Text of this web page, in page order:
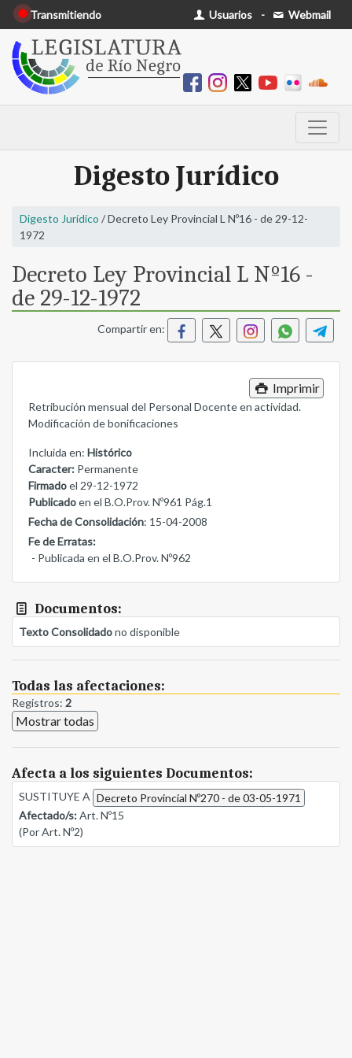
Transmitiendo Usuarios - Webmail
Digesto Jurídico
Digesto Jurídico / Decreto Ley Provincial L Nº16 - de 29-12-
1972
Decreto Ley Provincial L Nº16 -
de 29-12-1972
Compartir en:
Imprimir
Retribución mensual del Personal Docente en actividad.
Modificación de bonificaciones
Incluida en: Histórico
Caracter: Permanente
Firmadoel 29-12-1972
Publicadoen el B.O.Prov. Nº961 Pág.1
Fecha de Consolidación: 15-04-2008
Fe de Erratas:
- Publicada en el B.O.Prov. Nº962
Documentos:
Texto Consolidadono disponible
Todas las afectaciones:
Registros: 2
Mostrar todas
Afecta a los siguientes Documentos:
SUSTITUYE A Decreto Provincial Nº270 - de 03-05-1971
Afectado/s:Art. Nº15
(Por Art. Nº2)